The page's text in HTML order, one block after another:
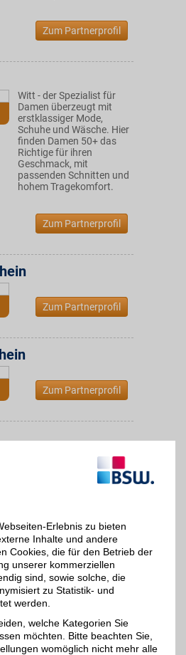
Zum Partnerprofil
Witt - der Spezialist für
Damen überzeugt mit
erstklassiger Mode,
Schuhe und Wäsche. Hier
finden Damen 50+ das
Richtige für ihren
Geschmack, mit
passenden Schnitten und
hohem Tragekomfort.
Zum Partnerprofil
Zum Partnerprofil
Zum Partnerprofil
Mode, die glücklich
macht. Sheego bietet
Fashion und Mode-
Accessoires, Wäsche und
Schuhe für jeden Anlass -
mit hohem BSW-Vorteil.
Zum Partnerprofil
Mode, Schuhe und Möbel
Erlebnis zu bieten
Inhalte und andere
Cookies, die für den Betrieb der
unserer kommerziellen
sind, sowie solche, die
zu Statistik- und
werden.
welche Kategorien Sie
möchten. Bitte beachten Sie,
womöglich nicht mehr alle